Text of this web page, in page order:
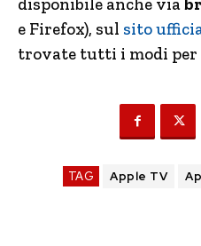
e Firefox), sul sito
trovate tutti i modi per
TAG Apple TV